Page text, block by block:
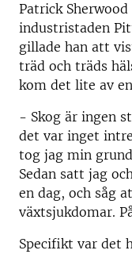
Patrick
industristaden
gillade han att
träd och träds
kom det lite av
- Skog är ingen
det var inget
tog jag min
Sedan satt jag
en dag, och såg
växtsjukdomar.
Specifikt var det